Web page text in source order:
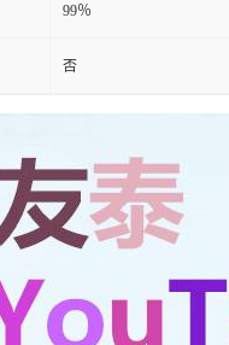
99％
否